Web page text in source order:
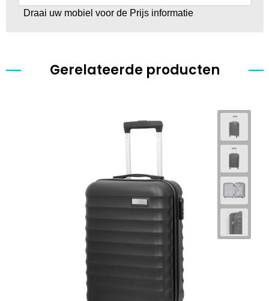
Draai uw mobiel voor de Prijs informatie
Gerelateerde producten